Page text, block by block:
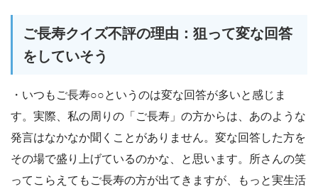
ご長寿クイズ不評の理由：狙って変な回答
をしていそう
・いつもご長寿○○というのは変な回答が多いと感じま
す。実際、私の周りの「ご長寿」の方からは、あのような
発言はなかなか聞くことがありません。変な回答した方を
その場で盛り上げているのかな、と思います。所さんの笑
ってこらえてもご長寿の方が出てきますが、もっと実生活